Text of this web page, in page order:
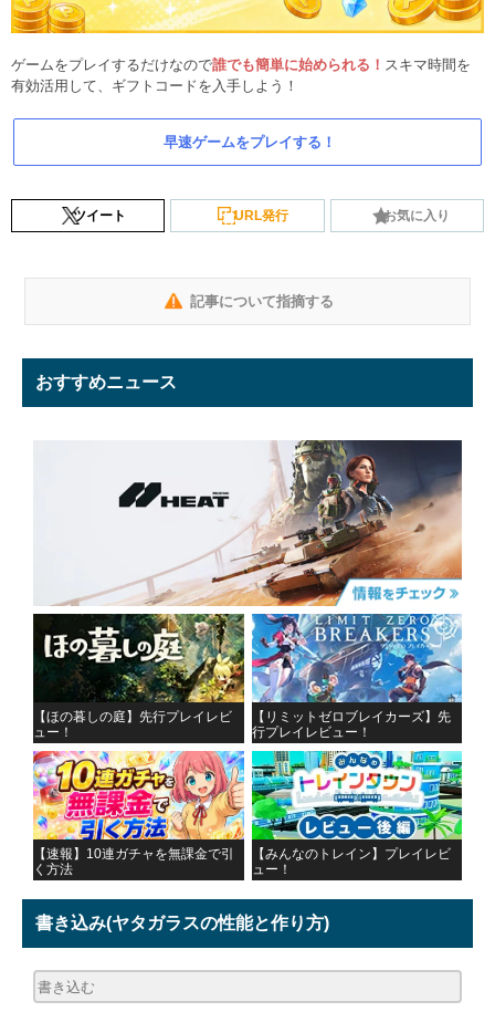
ゲームをプレイするだけなので誰でも簡単に始められる！ スキマ時間を
有効活用して、ギフトコードを入手しよう！
早速ゲームをプレイする！
ツイート URL発行 お気に入り
記事について指摘する
おすすめニュース
【ほの暮しの庭】先行プレイレビ
ュー！
【リミットゼロブレイカーズ】先
行プレイレビュー！
【速報】10連ガチャを無課金で引
く方法
【みんなのトレイン】プレイレビ
ュー！
書き込み(ヤタガラスの性能と作り方)